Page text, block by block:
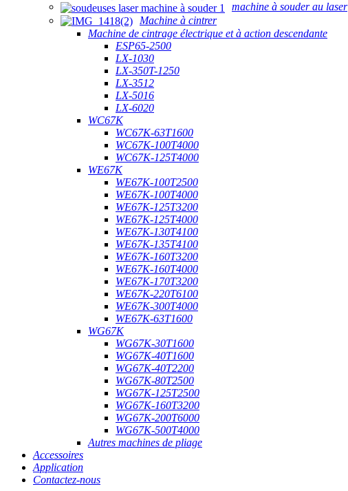
machine à souder au laser
Machine à cintrer
Machine de cintrage électrique et à action descendante
ESP65-2500
LX-1030
LX-350T-1250
LX-3512
LX-5016
LX-6020
WC67K
WC67K-63T1600
WC67K-100T4000
WC67K-125T4000
WE67K
WE67K-100T2500
WE67K-100T4000
WE67K-125T3200
WE67K-125T4000
WE67K-130T4100
WE67K-135T4100
WE67K-160T3200
WE67K-160T4000
WE67K-170T3200
WE67K-220T6100
WE67K-300T4000
WE67K-63T1600
WG67K
WG67K-30T1600
WG67K-40T1600
WG67K-40T2200
WG67K-80T2500
WG67K-125T2500
WG67K-160T3200
WG67K-200T6000
WG67K-500T4000
Autres machines de pliage
Accessoires
Application
Contactez-nous